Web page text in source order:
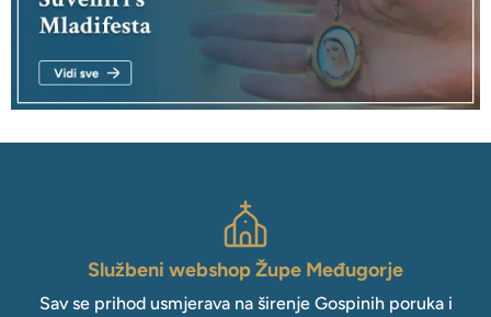
Službeni webshop Župe Međugorje
Sav se prihod usmjerava na širenje Gospinih poruka i